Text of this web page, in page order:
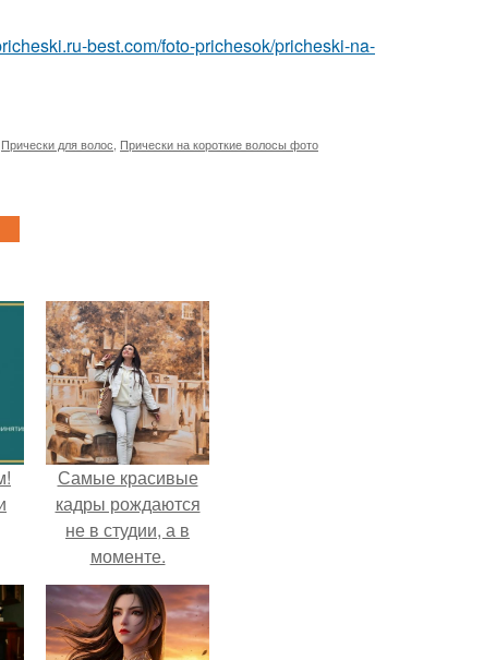
best.com/foto-prichesok/pricheski-na-
Прически для волос Прически на короткие волосы фото
Самые красивые
кадры рождаются
не в студии, а в
моменте.